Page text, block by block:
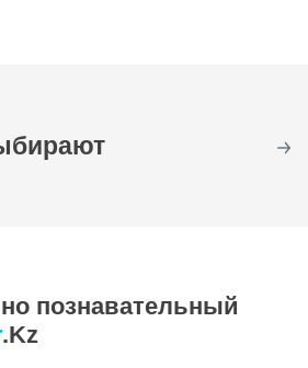
познавательный
.Kz